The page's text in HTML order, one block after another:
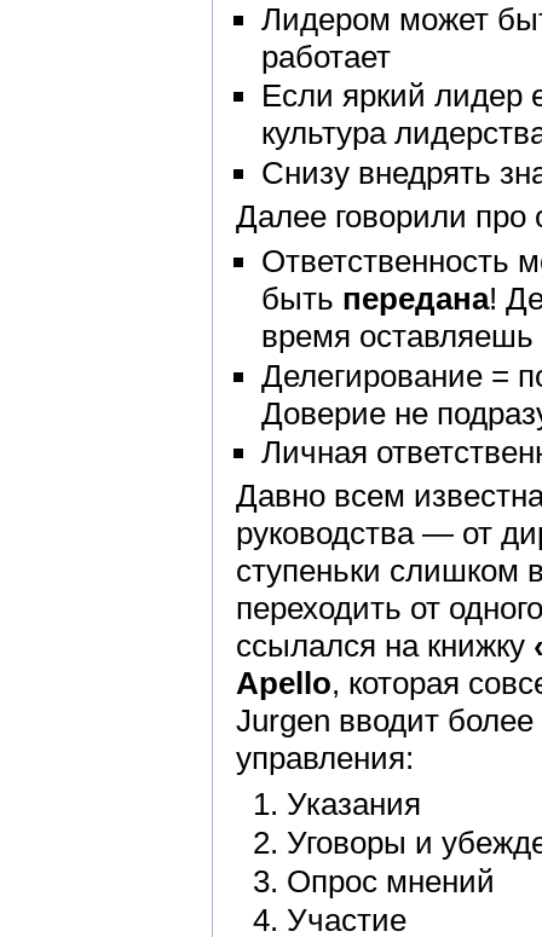
Лидером может
работает
Если яркий лидер
культура
Снизу внедрять
Далее говорили про
Ответственность
быть передана!
время оставляешь
Делегирование =
Доверие не
Личная
Давно всем
руководства — от
ступеньки слишком
переходить от
ссылался на книжку
Apello, которая
Jurgen вводит
управления:
Указания
Уговоры и
Опрос мнений
Участие